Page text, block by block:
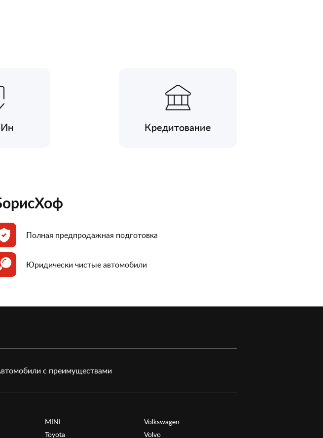
Кредитование
Полная предпродажная подготовка
Юридически чистые автомобили
с преимуществами
MINI
Toyota
Volkswagen
Volvo